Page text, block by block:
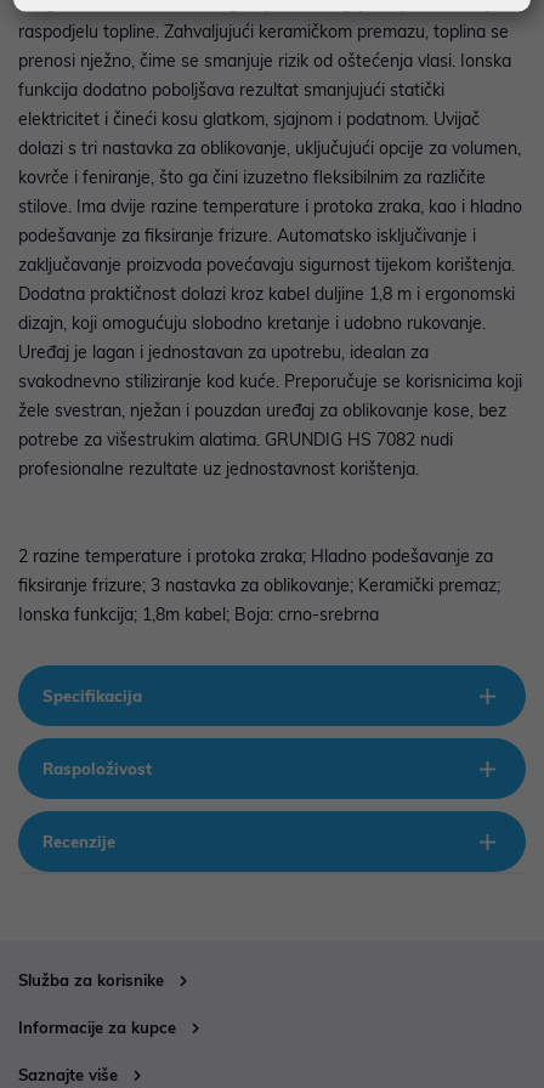
raspodjelu topline. Zahvaljujući keramičkom premazu, toplina se
prenosi nježno, čime se smanjuje rizik od oštećenja vlasi. Ionska
funkcija dodatno poboljšava rezultat smanjujući statički
elektricitet i čineći kosu glatkom, sjajnom i podatnom. Uvijač
dolazi s tri nastavka za oblikovanje, uključujući opcije za volumen,
kovrče i feniranje, što ga čini izuzetno fleksibilnim za različite
stilove. Ima dvije razine temperature i protoka zraka, kao i hladno
podešavanje za fiksiranje frizure. Automatsko isključivanje i
zaključavanje proizvoda povećavaju sigurnost tijekom korištenja.
Dodatna praktičnost dolazi kroz kabel duljine 1,8 m i ergonomski
dizajn, koji omogućuju slobodno kretanje i udobno rukovanje.
Uređaj je lagan i jednostavan za upotrebu, idealan za
svakodnevno stiliziranje kod kuće. Preporučuje se korisnicima koji
žele svestran, nježan i pouzdan uređaj za oblikovanje kose, bez
potrebe za višestrukim alatima. GRUNDIG HS 7082 nudi
profesionalne rezultate uz jednostavnost korištenja.
2 razine temperature i protoka zraka; Hladno podešavanje za
fiksiranje frizure; 3 nastavka za oblikovanje; Keramički premaz;
Ionska funkcija; 1,8m kabel; Boja: crno-srebrna
Specifikacija
Raspoloživost
Recenzije
Služba za korisnike
Informacije za kupce
Saznajte više